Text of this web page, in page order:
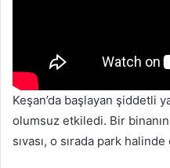
Keşan’da başlayan şiddetli
olumsuz etkiledi. Bir
sıvası, o sırada park